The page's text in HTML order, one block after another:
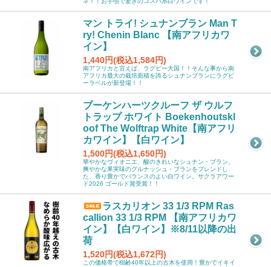
マン トライ! シュナンブラン Man T
ry! Chenin Blanc 【南アフリカワ
イン】
1,440円(税込1,584円)
南アフリカと言えば、ラグビー大国！！そんな事から南
アフリカ最大の栽培面積を誇るシュナンブランにラグビ
ーラベルが新登場！！
ブーケンハーツクルーフ ザ ウルフ
トラップ ホワイト Boekenhoutskl
oof The Wolftrap White【南アフリ
カワイン】【白ワイン】
1,500円(税込1,650円)
華やかなヴィオニエ、酸のきれいなシュナン・ブラン、
爽やかな果実味のグルナッシュ・ブランをブレンドし
た、香り豊かでバランスのよい白ワイン。サクラアワー
ド2026 ゴールド賞受賞！！
ラスカリオン 33 1/3 RPM Ras
callion 33 1/3 RPM 【南アフリカワ
イン】【白ワイン】※8/11以降の出
荷
1,520円(税込1,672円)
この価格帯で樹齢40年以上の古木を使用！豊かでイキイ